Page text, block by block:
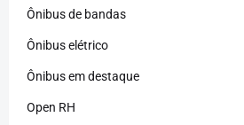
Ônibus de bandas
Ônibus elétrico
Ônibus em destaque
Open RH